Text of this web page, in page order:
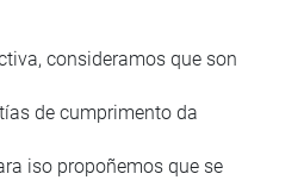
consideramos que son
de cumprimento da
iso propoñemos que se